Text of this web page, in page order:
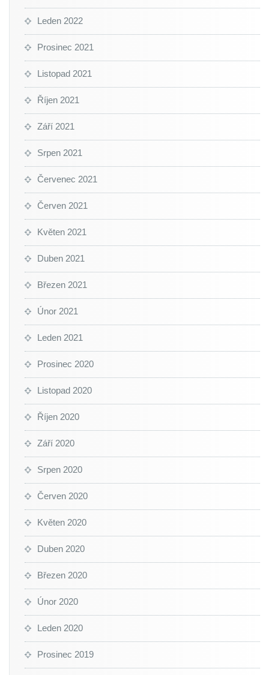
Leden 2022
Prosinec 2021
Listopad 2021
Říjen 2021
Září 2021
Srpen 2021
Červenec 2021
Červen 2021
Květen 2021
Duben 2021
Březen 2021
Únor 2021
Leden 2021
Prosinec 2020
Listopad 2020
Říjen 2020
Září 2020
Srpen 2020
Červen 2020
Květen 2020
Duben 2020
Březen 2020
Únor 2020
Leden 2020
Prosinec 2019